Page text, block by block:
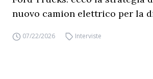
nuovo camion elettrico per la
07/22/2026 Interviste